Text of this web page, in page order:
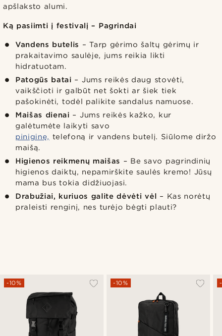
apšlaksto alumi.
Ką pasiimti į festivalį – Pagrindai
Vandens butelis – Tarp gėrimo šaltų gėrimų ir
prakaitavimo saulėje, jums reikia likti
hidratuotam.
Patogūs batai – Jums reikės daug stovėti,
vaikščioti ir galbūt net šokti ar šiek tiek
pašokinėti, todėl palikite sandalus namuose.
Maišas dienai – Jums reikės kažko, kur
galėtumėte laikyti savo
piniginę, telefoną ir vandens butelį. Siūlome diržo
maišą.
Higienos reikmenų maišas – Be savo pagrindinių
higienos daiktų, nepamirškite saulės kremo! Jūsų
mama bus tokia didžiuojasi.
Drabužiai, kuriuos galite dėvėti vėl – Kas norėtų
praleisti renginį, nes turėjo bėgti plauti?
-10% -10%